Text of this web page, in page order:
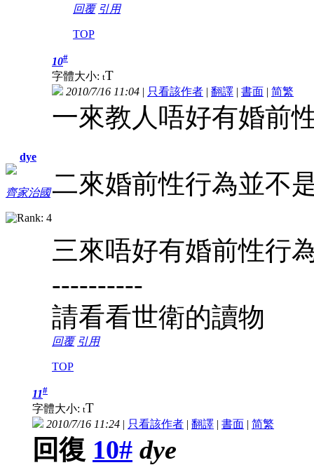
回覆 引用
TOP
dye
齊家治國
10#
字體大小: tT
2010/7/16 11:04 | 只看該作者 | 翻譯 | 書面 | 简繁
一來教人唔好有婚前
二來婚前性行為並不
三來唔好有婚前性行
----------
請看看世衛的讀物
回覆 引用
TOP
11#
字體大小: tT
2010/7/16 11:24 | 只看該作者 | 翻譯 | 書面 | 简繁
回復 10# dye